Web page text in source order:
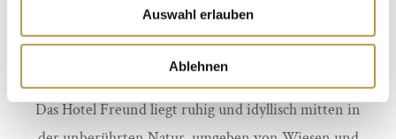
Auswahl erlauben
Ablehnen
FAMILIENFREUNDLI
CHE ZIMMER
Das Hotel Freund liegt ruhig und idyllisch mitten in